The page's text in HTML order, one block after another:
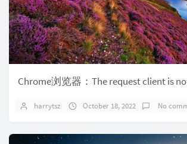
harrytsz October 18, 2022 No